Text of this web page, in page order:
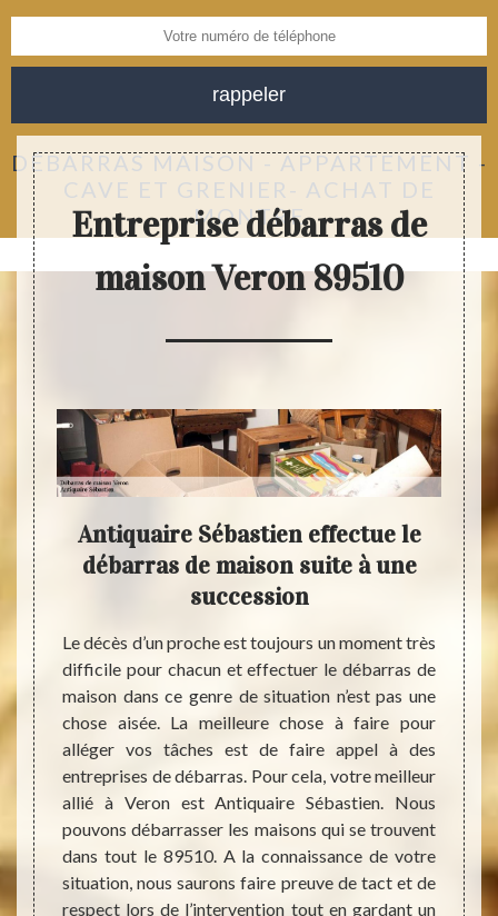
DÉBARRAS MAISON - APPARTEMENT -
CAVE ET GRENIER- ACHAT DE
MONTRE
Entreprise débarras de
maison Veron 89510
de
pour
une
ou
de
vous
nos
Antiquaire Sébastien effectue le
débarras de maison suite à une
succession
Le décès d’un proche est toujours un moment très
difficile pour chacun et effectuer le débarras de
maison dans ce genre de situation n’est pas une
chose aisée. La meilleure chose à faire pour
alléger vos tâches est de faire appel à des
entreprises de débarras. Pour cela, votre meilleur
allié à Veron est Antiquaire Sébastien. Nous
pouvons débarrasser les maisons qui se trouvent
dans tout le 89510. A la connaissance de votre
situation, nous saurons faire preuve de tact et de
respect lors de l’intervention tout en gardant un
Il